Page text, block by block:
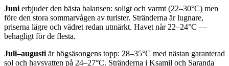
Juni erbjuder den bästa balansen: soligt och varmt (22–30°C) men
före den stora sommarvågen av turister. Stränderna är lugnare,
priserna lägre och vädret redan utmärkt. Havet når 22–24°C —
behagligt för de flesta.
Juli–augusti är högsäsongens topp: 28–35°C med nästan garanterad
sol och havsvatten på 24–27°C. Stränderna i Ksamil och Saranda